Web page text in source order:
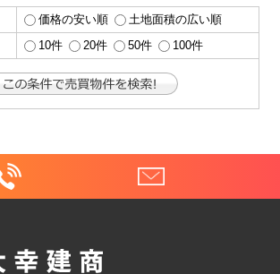
価格の安い順
土地面積の広い順
10件 20件 50件 100件